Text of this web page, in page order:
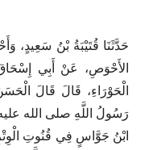
حَدَّثَنَا قُتَيْبَةُ بْنُ سَعِيدٍ،
الأَحْوَصِ، عَنْ أَبِي
الْحَوْرَاءِ، قَالَ قَالَ
رَسُولُ اللَّهِ صلى الله
ابْنُ جَوَّاسٍ فِي قُنُوتِ